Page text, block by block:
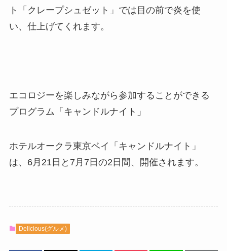
ト「クレープシュゼット」では目の前で炎を使
い、仕上げてくれます。
エコロジーを楽しみながら参加することができる
プログラム「キャンドルナイト」
ホテルオークラ東京ベイ「キャンドルナイト」
は、6月21日と7月7日の2日間、開催されます。
Delicious(グルメ)